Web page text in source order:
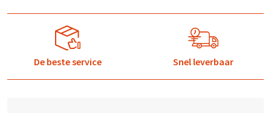
De beste service Snel leverbaar